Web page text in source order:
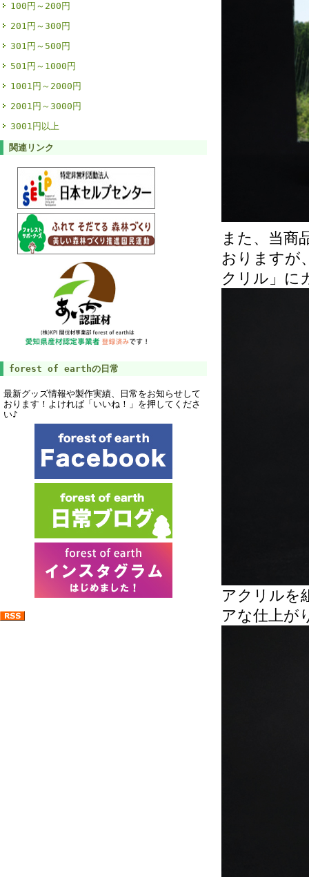
100円～200円
201円～300円
301円～500円
501円～1000円
1001円～2000円
2001円～3000円
3001円以上
関連リンク
forest of earthの日常
最新グッズ情報や製作実績、日常をお知らせして
おります！よければ「いいね！」を押してくださ
い♪
また、当商
おりますが
クリル」に
アクリルを
アな仕上が